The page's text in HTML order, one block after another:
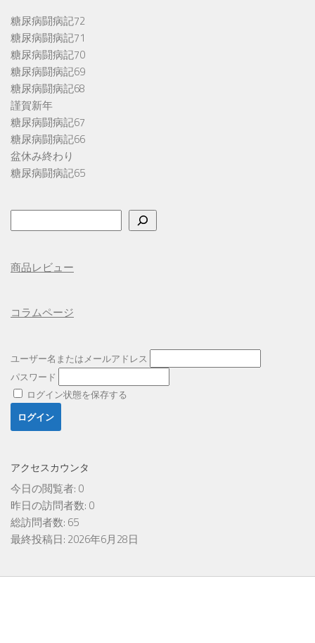
糖尿病闘病記72
糖尿病闘病記71
糖尿病闘病記70
糖尿病闘病記69
糖尿病闘病記68
謹賀新年
糖尿病闘病記67
糖尿病闘病記66
盆休み終わり
糖尿病闘病記65
索
商品レビュー
コラムページ
ユーザー名またはメールアドレス
パスワード
ログイン状態を保存する
アクセスカウンタ
今日の閲覧者: 0
昨日の訪問者数: 0
総訪問者数: 65
最終投稿日: 2026年6月28日